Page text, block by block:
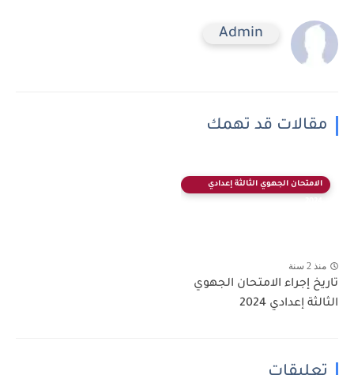
Admin
مقالات قد تهمك
الامتحان الجهوي الثالثة إعدادي
منذ 2 سنة
تاريخ إجراء الامتحان الجهوي
الثالثة إعدادي 2024